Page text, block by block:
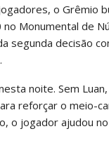
o Grêmio
Monumental de
segunda decisão
noite. Sem
reforçar o meio-
o jogador ajudou